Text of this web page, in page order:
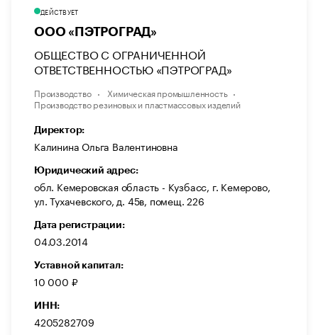
ДЕЙСТВУЕТ
ООО «ПЭТРОГРАД»
ОБЩЕСТВО С ОГРАНИЧЕННОЙ
ОТВЕТСТВЕННОСТЬЮ «ПЭТРОГРАД»
Производство
Химическая промышленность
Производство резиновых и пластмассовых изделий
Директор:
Калинина Ольга Валентиновна
Юридический адрес:
обл. Кемеровская область - Кузбасс, г. Кемерово,
ул. Тухачевского, д. 45в, помещ. 226
Дата регистрации:
04.03.2014
Уставной капитал:
10 000 ₽
ИНН:
4205282709